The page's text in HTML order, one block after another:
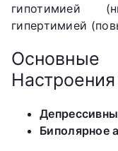
гипотимией
гипертимией
Основные
Настроения
Биполярное